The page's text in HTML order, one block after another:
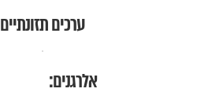
ערכים תזונתיים
אלרגנים: